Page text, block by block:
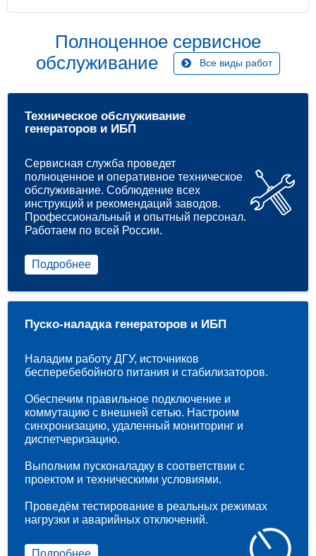
Полноценное сервисное
обслуживание
Все виды работ
Техническое обслуживание
генераторов и ИБП
Сервисная служба проведет
полноценное и оперативное техническое
обслуживание. Соблюдение всех
инструкций и рекомендаций заводов.
Профессиональный и опытный персонал.
Работаем по всей России.
Подробнее
Пуско-наладка генераторов и ИБП
Наладим работу ДГУ, источников
бесперебебойного питания и стабилизаторов.
Обеспечим правильное подключение и
коммутацию с внешней сетью. Настроим
синхронизацию, удаленный мониторинг и
диспетчеризацию.
Выполним пусконаладку в соответствии с
проектом и техническими условиями.
Проведём тестирование в реальных режимах
нагрузки и аварийных отключений.